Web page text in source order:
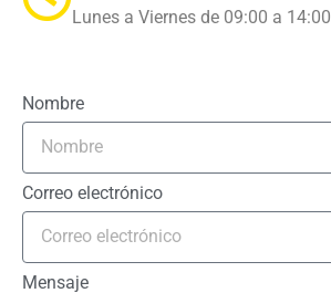
Lunes a Viernes de 09:00 a
Nombre
Correo electrónico
Mensaje